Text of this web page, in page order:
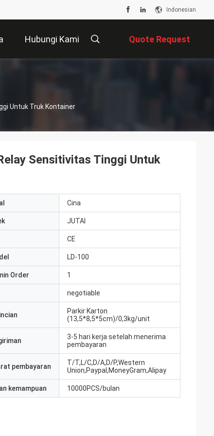
Indonesian
Hubungi Kami Quote Request
Untuk Truk Kontainer
Sensitivitas Tinggi Untuk
Cina
JUTAI
CE
LD-100
Order 1
negotiable
Parkir Karton
(13,5*8,5*5cm)/0,3kg/unit
3-5 hari kerja setelah menerima
pembayaran
pembayaran
T/T,L/C,D/A,D/P,Western
Union,Paypal,MoneyGram,Alipay
kemampuan 10000PCS/bulan